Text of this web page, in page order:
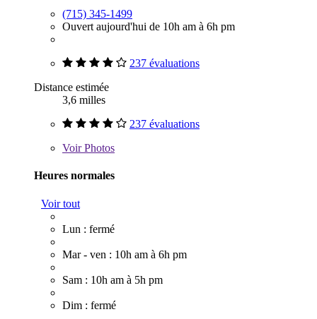
(715) 345-1499
Ouvert aujourd'hui de 10h am à 6h pm
237 évaluations
Distance estimée
3,6 milles
237 évaluations
VoirPhotos
Heures normales
Voir tout
Lun : fermé
Mar - ven : 10h am à 6h pm
Sam : 10h am à 5h pm
Dim : fermé